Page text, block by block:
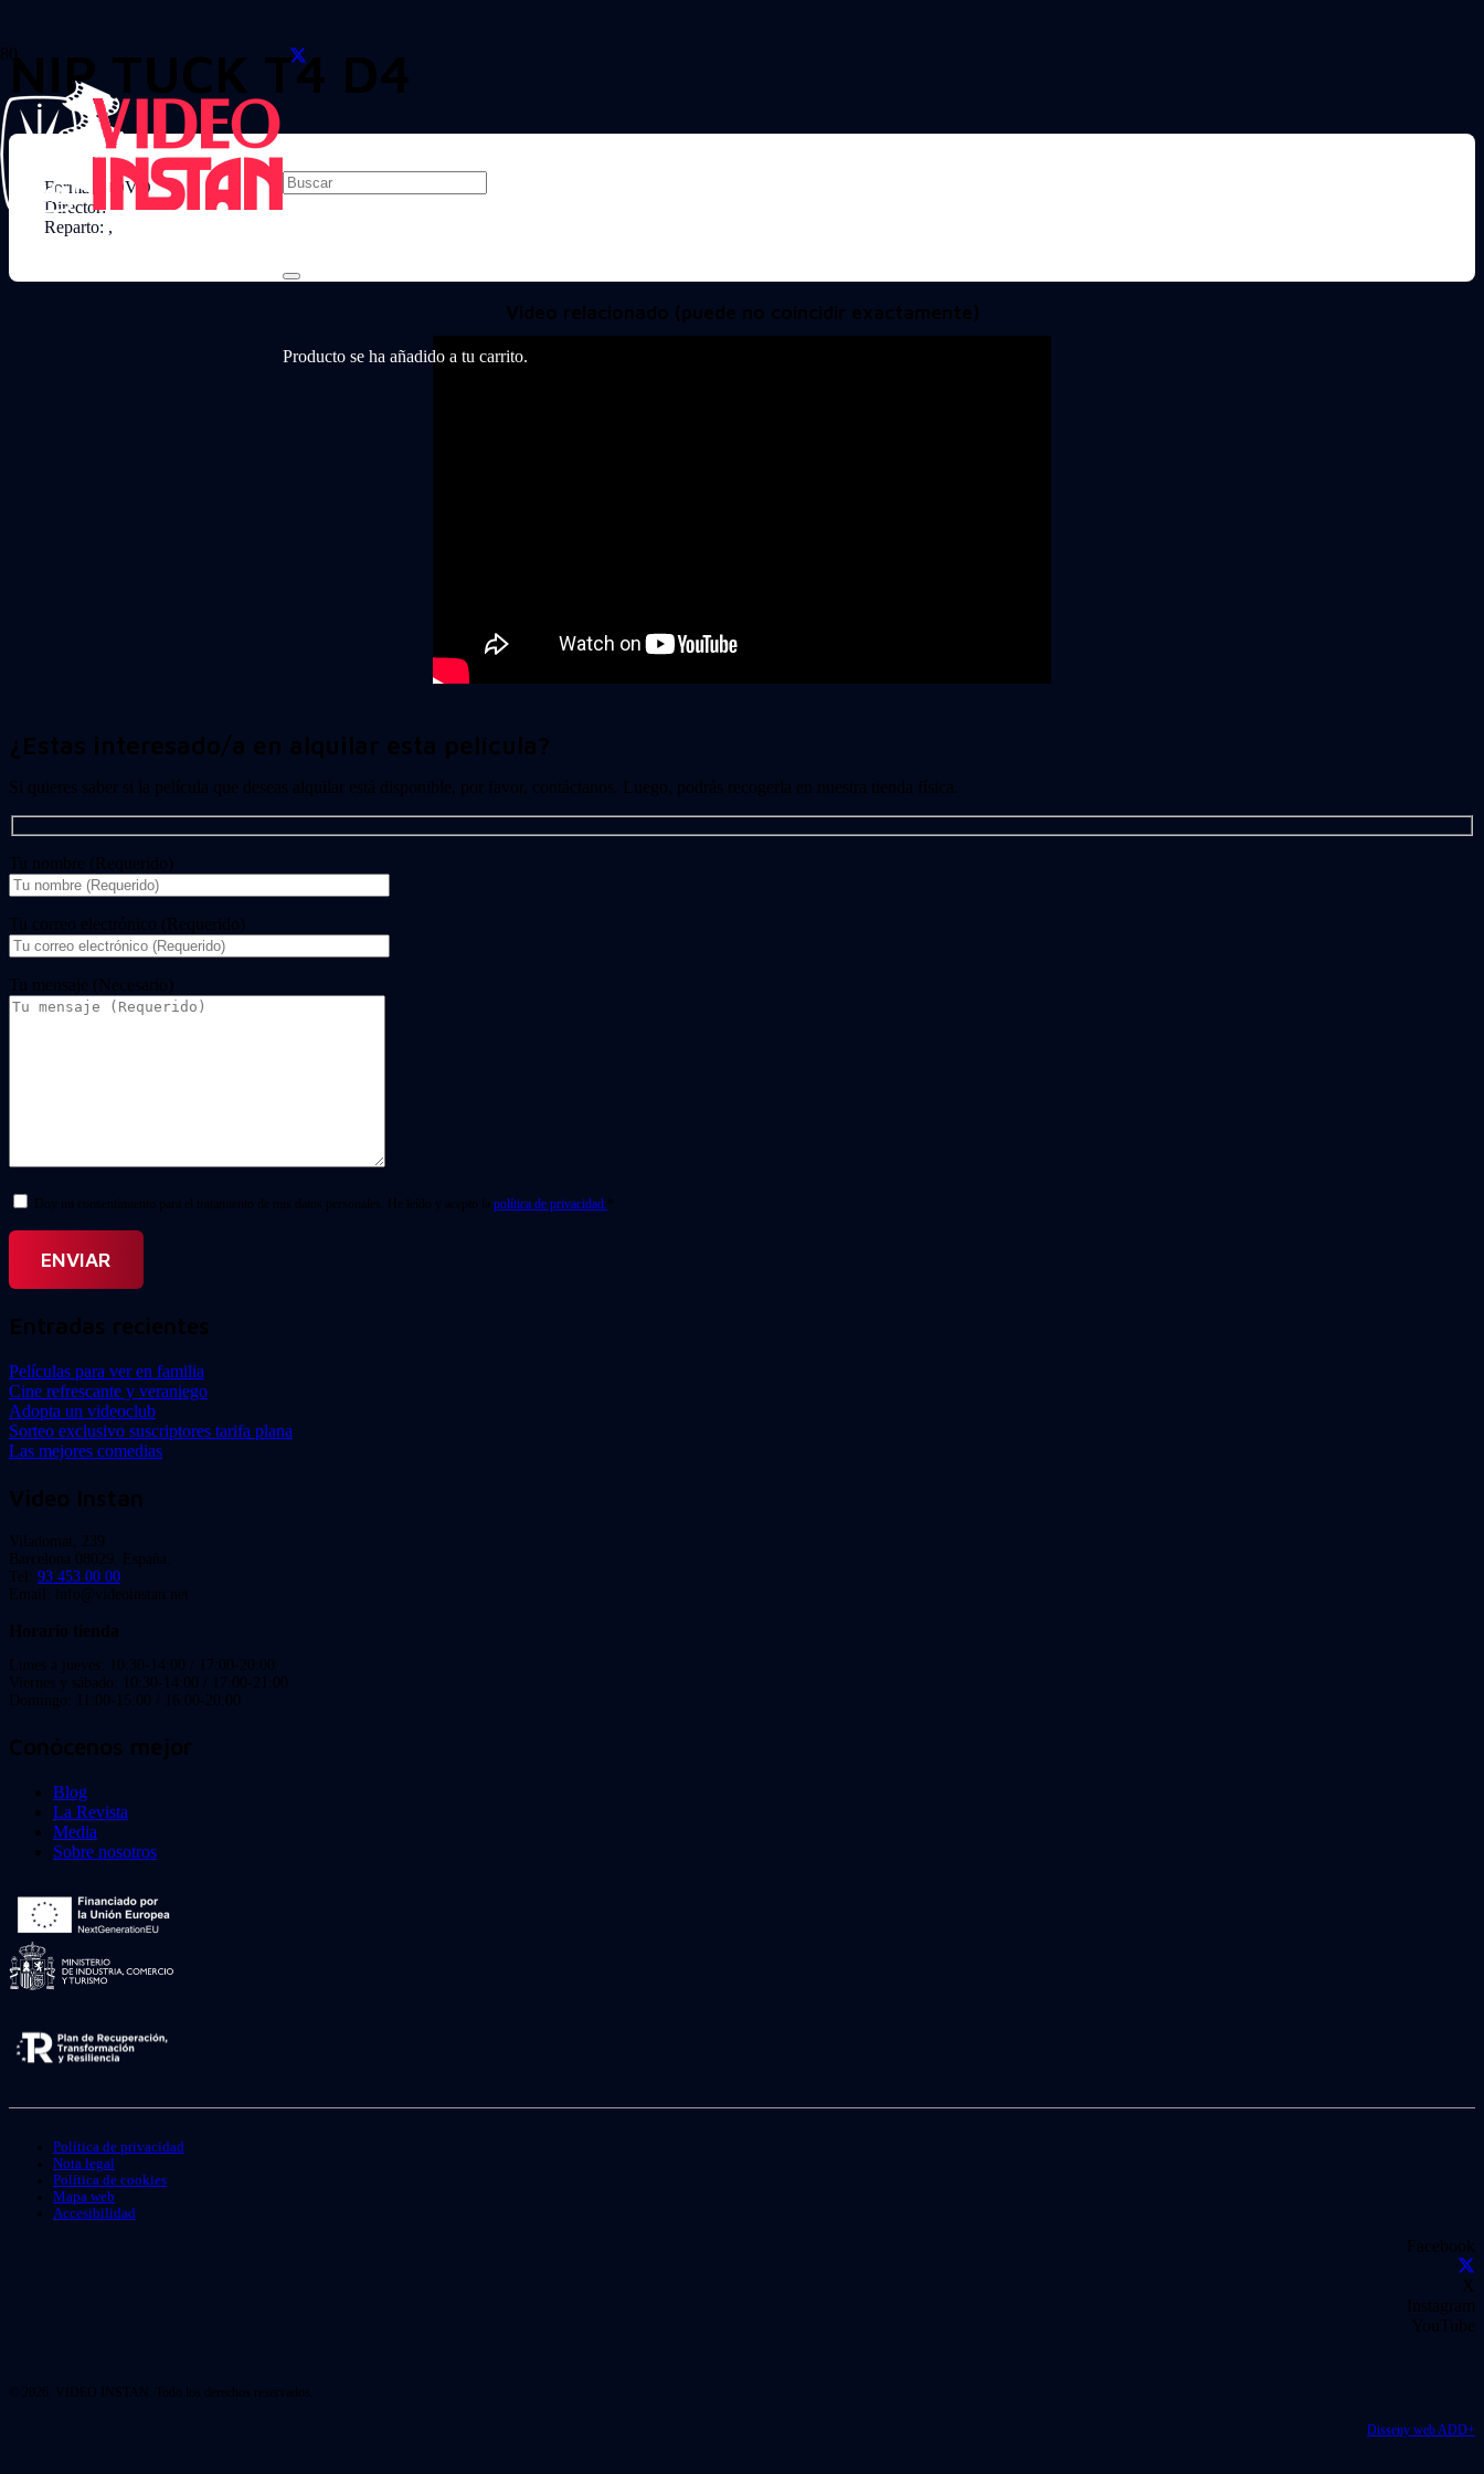
Producto se ha añadido a tu carrito.
NIP TUCK T4 D4
Formato: DVD
Director:
Reparto: ,
Video relacionado (puede no coincidir exactamente)
¿Estas interesado/a en alquilar esta película?
Si quieres saber si la película que deseas alquilar está disponible, por favor, contáctanos. Luego, podrás recogerla en nuestra tienda física.
Tu nombre (Requerido)
Tu correo electrónico (Requerido)
Tu mensaje (Necesario)
Doy mi consentimiento para el tratamiento de mis datos personales. He leído y acepto la política de privacidad. *
Entradas recientes
Películas para ver en familia
Cine refrescante y veraniego
Adopta un videoclub
Sorteo exclusivo suscriptores tarifa plana
Las mejores comedias
Video Instan
Viladomat, 239
Barcelona 08029. España.
Tel: 93 453 00 00
Email: info@videoinstan.net
Horario tienda
Lunes a jueves: 10:30-14:00 / 17:00-20:00
Viernes y sábado: 10:30-14:00 / 17:00-21:00
Domingo: 11:00-15:00 / 16:00-20:00
Conócenos mejor
Blog
La Revista
Media
Sobre nosotros
Política de privacidad
Nota legal
Política de cookies
Mapa web
Accesibilidad
Facebook
X
Instagram
YouTube
© 2026. VIDEO INSTAN. Todo los derechos reservados.
Disseny web ADD+